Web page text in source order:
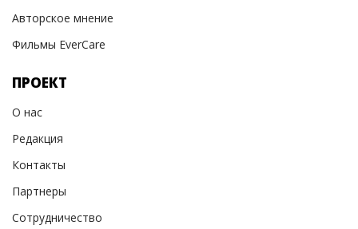
Авторское мнение
Фильмы EverCare
ПРОЕКТ
О нас
Редакция
Контакты
Партнеры
Сотрудничество